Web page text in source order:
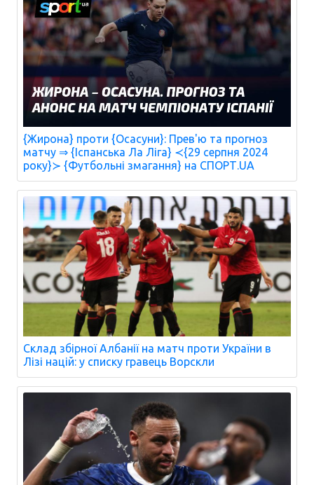
{Жирона} проти {Осасуни}: Прев'ю та прогноз
матчу ⇒ {Іспанська Ла Ліга} ≺{29 серпня 2024
року}≻ {Футбольні змагання} на СПОРТ.UA
Склад збірної Албанії на матч проти України в
Лізі націй: у списку гравець Ворскли